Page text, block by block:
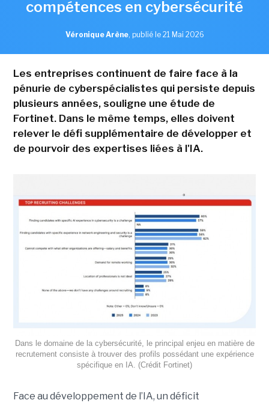
compétences en cybersécurité
Véronique Arène, publié le 21 Mai 2026
Les entreprises continuent de faire face à la
pénurie de cyberspécialistes qui persiste depuis
plusieurs années, souligne une étude de
Fortinet. Dans le même temps, elles doivent
relever le défi supplémentaire de développer et
de pourvoir des expertises liées à l'IA.
Dans le domaine de la cybersécurité, le principal enjeu en matière de
recrutement consiste à trouver des profils possédant une expérience
spécifique en IA. (Crédit Fortinet)
Face au développement de l’IA, un déficit